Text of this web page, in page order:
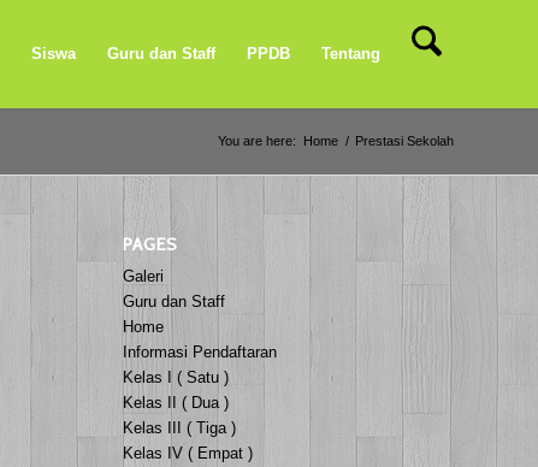
Siswa Guru dan Staff PPDB Tentang
You are here: Home / Prestasi Sekolah
PAGES
Galeri
Guru dan Staff
Home
Informasi Pendaftaran
Kelas I ( Satu )
Kelas II ( Dua )
Kelas III ( Tiga )
Kelas IV ( Empat )